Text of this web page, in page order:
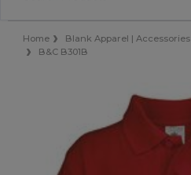
Home Blank Apparel | Accessories
B&C B301B